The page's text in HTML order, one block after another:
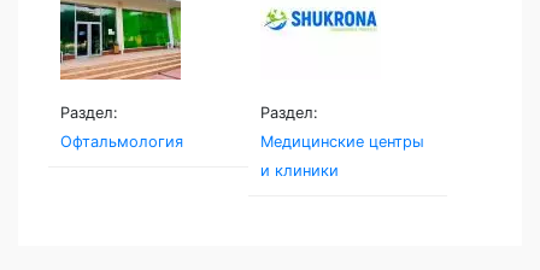
Раздел:
Офтальмология
Раздел:
Медицинские центры
и клиники